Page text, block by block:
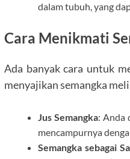
dalam tubuh, yang
Cara Menikmati
Ada banyak cara untuk
menyajikan semangka
Jus Semangka: Anda
mencampurnya
Semangka sebagai